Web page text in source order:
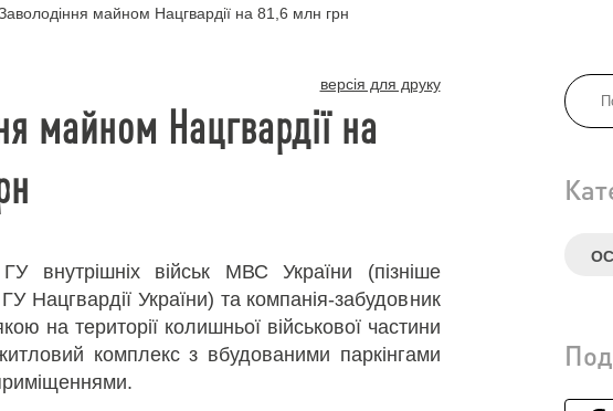
майном Нацгвардії на 81,6 млн грн
версія для друку
майном Нацгвардії на
внутрішніх військ МВС України (пізніше
Нацгвардії України) та компанія-забудовник
на території колишньої військової частини
комплекс з вбудованими паркінгами